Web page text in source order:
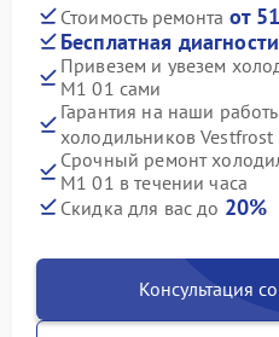
Стоимость ремонта от
Бесплатная
Привезем и увезем
M1 01 сами
Гарантия на наши
холодильников Vestfrost
Срочный ремонт
M1 01 в течении часа
Скидка для вас до 20%
Консультация